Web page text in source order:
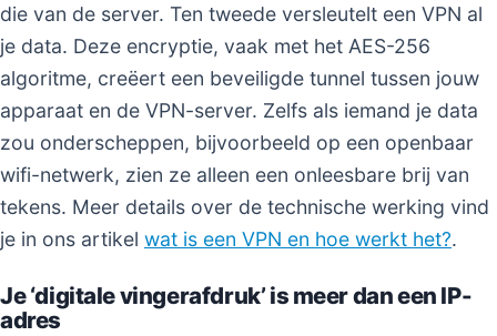
die van de server. Ten tweede versleutelt een VPN al
je data. Deze encryptie, vaak met het AES-256
algoritme, creëert een beveiligde tunnel tussen jouw
apparaat en de VPN-server. Zelfs als iemand je data
zou onderscheppen, bijvoorbeeld op een openbaar
wifi-netwerk, zien ze alleen een onleesbare brij van
tekens. Meer details over de technische werking vind
je in ons artikel wat is een VPN en hoe werkt het?.
Je ‘digitale vingerafdruk’ is meer dan een IP-
adres